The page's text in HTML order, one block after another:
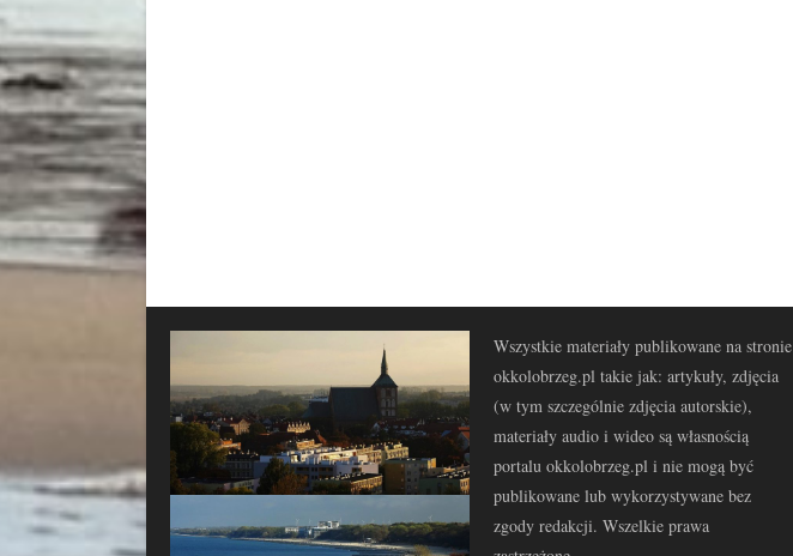
Wszystkie materiały publikowane na stronie
okkolobrzeg.pl takie jak: artykuły, zdjęcia
(w tym szczególnie zdjęcia autorskie),
materiały audio i wideo są własnością
portalu okkolobrzeg.pl i nie mogą być
publikowane lub wykorzystywane bez
zgody redakcji. Wszelkie prawa